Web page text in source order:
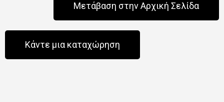
Μετάβαση στην Αρχική Σελίδα
Κάντε μια καταχώρηση